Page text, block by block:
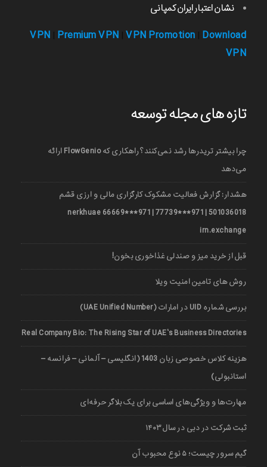
نشان اعتبار ایران کمپانی
VPN Premium VPN VPN Promotion Download
VPN
تازه های مجله توسعه
چرا بیشتر تریدرها رشد نمی‌کنند؟ راهکاری که FlowGenio ارائه
می‌دهد
هشدار: گزارش فعالیت مشکوک کارگزاری مالی و ارزی قشم
501036018 | 971***77739 | 971***66669 nerkhuae
irn.exchange
قبل از خرید میز و صندلی غذاخوری بخون!
روش های تامین امنیت ویلا
بررسی شماره UID در امارات (UAE Unified Number)
Real Company Bio: The Rising Star of UAE’s Business Directories
هزینه کلاس خصوصی زبان 1403 (انگلیسی – آلمانی – فرانسه –
استانبولی)
مهارت‌ها و ویژگی‌های اساسی برای یک بلاگر حرفه‌ای
ثبت شرکت در دبی در سال ۱۴۰۳
گیم سرور چیست؛ ۵ نوع محبوب آن